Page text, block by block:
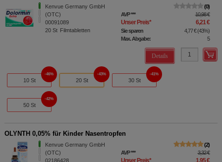
Kenvue Germany GmbH
(OTC)
00091089
20 St Filmtabletten
0
AVP*** 10,98 €
Unser Preis* 6,21 €
Sie sparen 4,77 €(43%)
Max. Abgabe:
5
Details
10 St
46%
20 St
43%
30 St
41%
50 St
42%
OLYNTH 0,05% für Kinder Nasentropfen
Kenvue Germany GmbH
(OTC)
02186428
2
AVP*** 3,32 €
Unser Preis* 1,95 €